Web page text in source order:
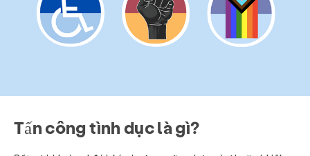
Tấn công tình dục là gì?